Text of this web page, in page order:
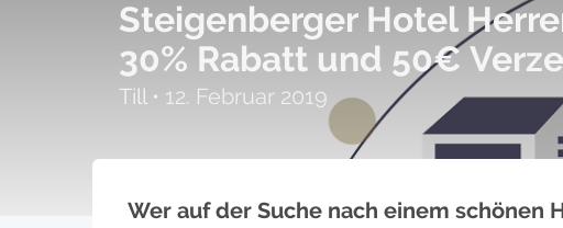
Steigenberger Hotel
30% Rabatt und 50€
Till • 12. Februar 2019
Wer auf der Suche nach einem schönen